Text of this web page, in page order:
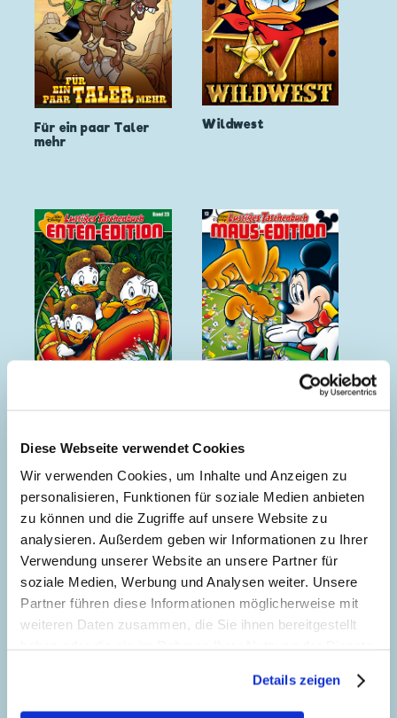
Diese Webseite verwendet Cookies
Wir verwenden Cookies, um Inhalte und Anzeigen zu
personalisieren, Funktionen für soziale Medien anbieten
zu können und die Zugriffe auf unsere Website zu
analysieren. Außerdem geben wir Informationen zu Ihrer
Verwendung unserer Website an unsere Partner für
soziale Medien, Werbung und Analysen weiter. Unsere
Partner führen diese Informationen möglicherweise mit
weiteren Daten zusammen, die Sie ihnen bereitgestellt
geben, können Sie diese jederzeit in der
Datenschutzerklärungwieder widerrufen.
Details zeigen
Für ein paar Taler
mehr
Wildwest